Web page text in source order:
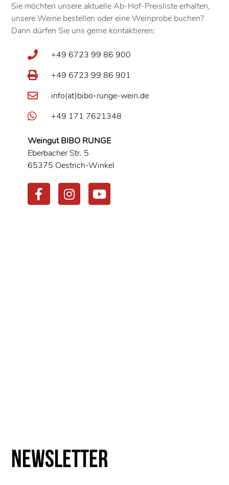
Sie möchten unsere aktuelle Ab-Hof-Preisliste erhalten,
unsere Weine bestellen oder eine Weinprobe buchen?
Dann dürfen Sie uns gerne kontaktieren:
+49 6723 99 86 900
+49 6723 99 86 901
info(at)bibo-runge-wein.de
+49 171 7621348
Weingut BIBO RUNGE
Eberbacher Str. 5
65375 Oestrich-Winkel
Newsletter